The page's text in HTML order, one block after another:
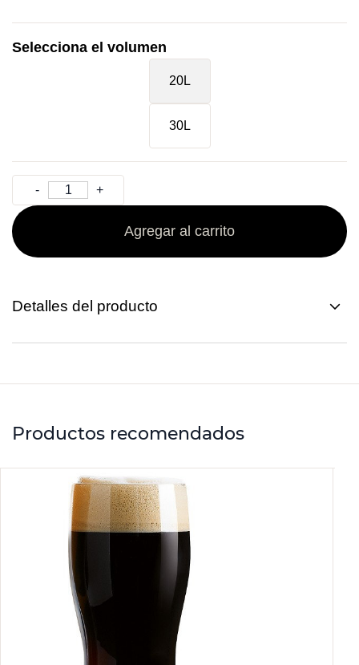
Selecciona el volumen
20L
30L
Agregar al carrito
Detalles del producto
Productos recomendados